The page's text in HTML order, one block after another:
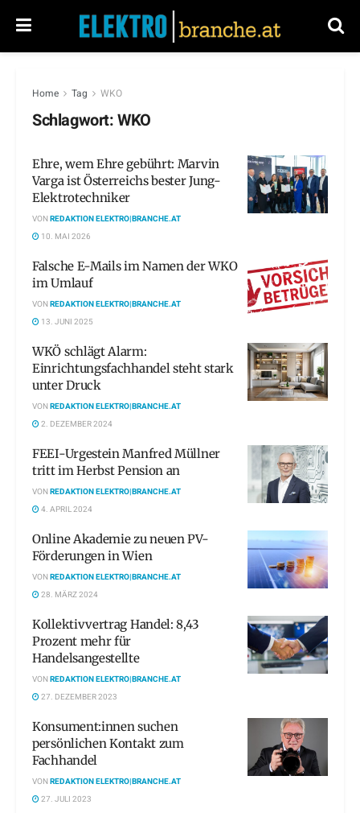
Home Tag WKO
Schlagwort:WKO
Ehre, wem Ehre gebührt: Marvin
Varga ist Österreichs bester Jung-
Elektrotechniker
VONREDAKTION ELEKTRO|BRANCHE.AT
10. MAI 2026
Falsche E-Mails im Namen der WKO
im Umlauf
VONREDAKTION ELEKTRO|BRANCHE.AT
13. JUNI 2025
WKÖ schlägt Alarm:
Einrichtungsfachhandel steht stark
unter Druck
VONREDAKTION ELEKTRO|BRANCHE.AT
2. DEZEMBER 2024
FEEI-Urgestein Manfred Müllner
tritt im Herbst Pension an
VONREDAKTION ELEKTRO|BRANCHE.AT
4. APRIL 2024
Online Akademie zu neuen PV-
Förderungen in Wien
VONREDAKTION ELEKTRO|BRANCHE.AT
28. MÄRZ 2024
Kollektivvertrag Handel: 8,43
Prozent mehr für
Handelsangestellte
VONREDAKTION ELEKTRO|BRANCHE.AT
27. DEZEMBER 2023
Konsument:innen suchen
persönlichen Kontakt zum
Fachhandel
VONREDAKTION ELEKTRO|BRANCHE.AT
27. JULI 2023